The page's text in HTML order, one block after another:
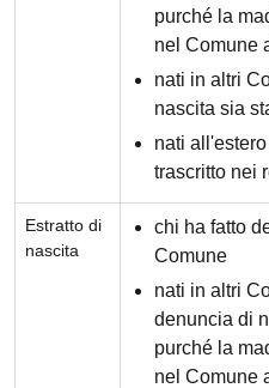
purché la
nel Comune
nati in altri
nascita sia
nati
trascritto nei
Estratto di
nascita
chi ha fatto
Comune
nati in altri
denuncia di
purché la
nel Comune